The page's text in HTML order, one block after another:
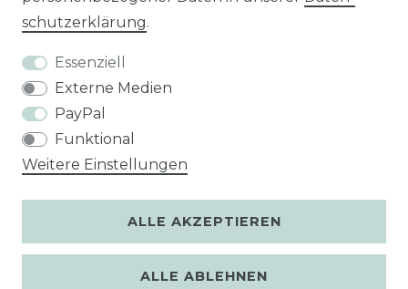
schutz­erklärung.
Essenziell
Externe Medien
PayPal
Funktional
Weitere Einstellungen
ALLE AKZEPTIEREN
ALLE ABLEHNEN